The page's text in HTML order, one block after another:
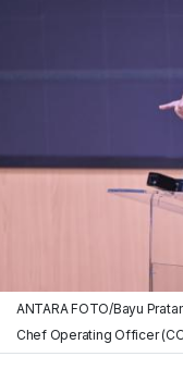
ANTARA FOTO/Bayu
Chef Operating Officer